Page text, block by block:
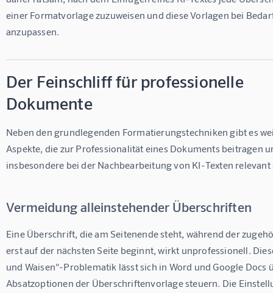
einer Formatvorlage zuzuweisen und diese Vorlagen bei
anzupassen.
Der Feinschliff für professionelle
Dokumente
Neben den grundlegenden Formatierungstechniken gibt es
Aspekte, die zur Professionalität eines Dokuments beitragen
insbesondere bei der Nachbearbeitung von KI-Texten relevant
Vermeidung alleinstehender Überschriften
Eine Überschrift, die am Seitenende steht, während der
erst auf der nächsten Seite beginnt, wirkt unprofessionell.
und Waisen"-Problematik lässt sich in Word und Google Docs
Absatzoptionen der Überschriftenvorlage steuern. Die